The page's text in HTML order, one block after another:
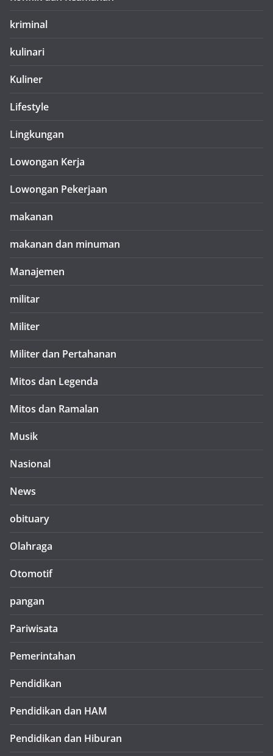
kriminal
kulinari
Kuliner
Lifestyle
Lingkungan
Lowongan Kerja
Lowongan Pekerjaan
makanan
makanan dan minuman
Manajemen
militar
Militer
Militer dan Pertahanan
Mitos dan Legenda
Mitos dan Ramalan
Musik
Nasional
News
obituary
Olahraga
Otomotif
pangan
Pariwisata
Pemerintahan
Pendidikan
Pendidikan dan HAM
Pendidikan dan Hiburan